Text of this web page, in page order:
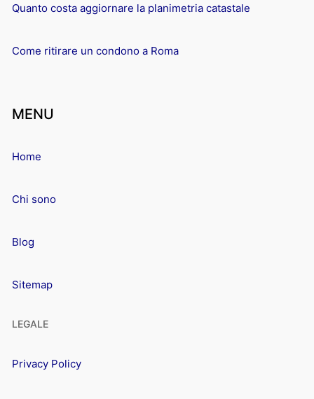
Quanto costa aggiornare la planimetria catastale
Come ritirare un condono a Roma
MENU
Home
Chi sono
Blog
Sitemap
LEGALE
Privacy Policy